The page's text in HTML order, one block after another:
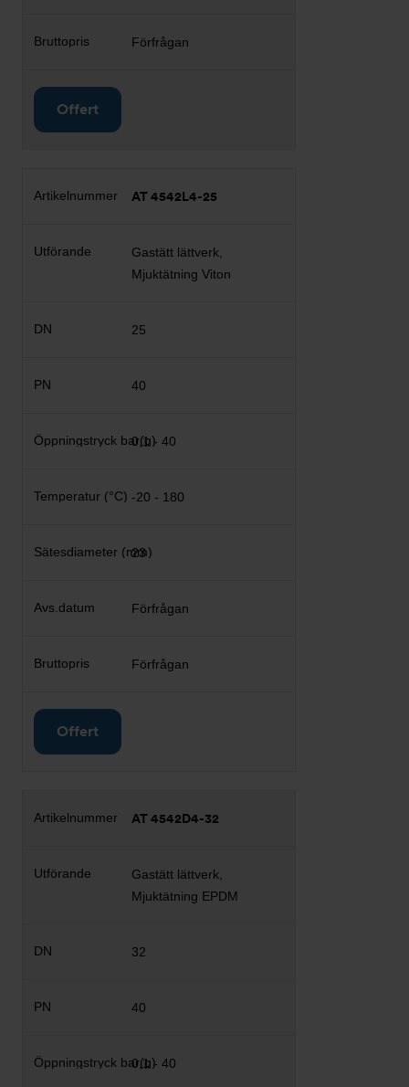
Förfrågan
Offert
AT 4542L4-25
Gastätt lättverk,
Mjuktätning Viton
25
40
0,1 - 40
-20 - 180
23
Förfrågan
Förfrågan
Offert
AT 4542D4-32
Gastätt lättverk,
Mjuktätning EPDM
32
40
0,1 - 40